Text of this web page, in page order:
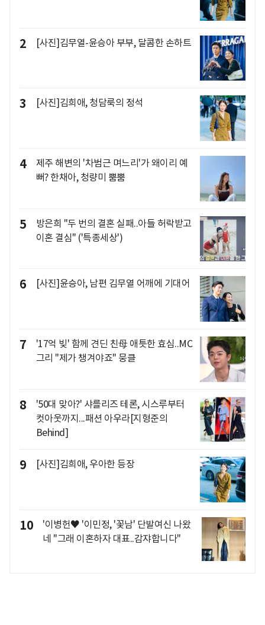
2 [사진]김무열-윤승아 부부, 달콤한 손하트
3 [사진]김희애, 청담룩의 정석
4
제주 해변의 '차범근 며느리'가 왜이리 예
뻐? 한채아, 청량미 뿜뿜
5
방은희 "두 번의 결혼 실패..아들 허락받고
이혼 결심" ('특종세상')
6 [사진]윤승아, 남편 김무열 어깨에 기대어
7
'17억 빚' 함께 견딘 친母 애틋한 효심..MC
그리 "제가 챙겨야죠" 뭉클
8
'50대 맞아?' 샤를리즈 테론, 시스루부터
컷아웃까지...패션 아우라[지형준의
Behind]
9 [사진]김희애, 우아한 등장
10
'이병헌♥ '이민정, '꽃남' 단발여신 나왔
네 "그래 이혼하자 대표..감쟈합니다"